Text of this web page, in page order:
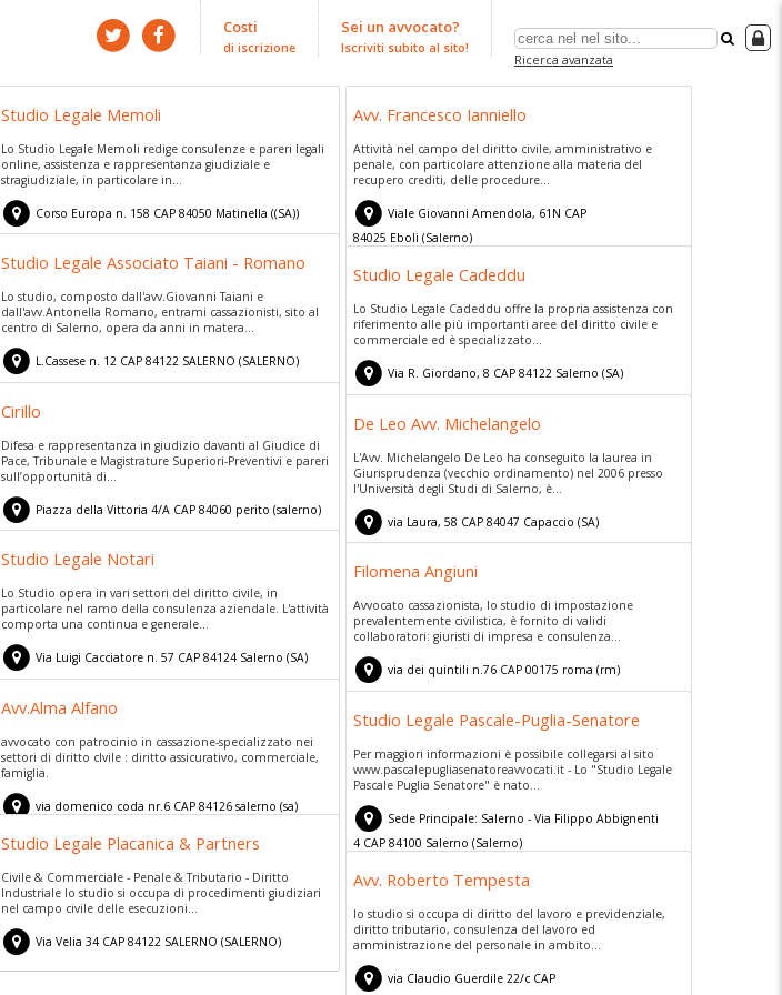
Ricerca avanzata
Sei un avvocato?
Iscriviti subito al sito!
Costi
di iscrizione
Studio Legale Memoli
Lo Studio Legale Memoli redige consulenze e pareri legali
online, assistenza e rappresentanza giudiziale e
stragiudiziale, in particolare in...
Corso Europa n. 158 CAP 84050 Matinella ((SA))
Avv. Francesco Ianniello
Attività nel campo del diritto civile, amministrativo e
penale, con particolare attenzione alla materia del
recupero crediti, delle procedure...
Viale Giovanni Amendola, 61N CAP
84025 Eboli (Salerno)
Studio Legale Associato Taiani - Romano
Lo studio, composto dall'avv.Giovanni Taiani e
dall'avv.Antonella Romano, entrami cassazionisti, sito al
centro di Salerno, opera da anni in matera...
L.Cassese n. 12CAP 84122 SALERNO (SALERNO)
Studio Legale Cadeddu
Lo Studio Legale Cadeddu offre la propria assistenza con
riferimento alle più importanti aree del diritto civile e
commerciale ed è specializzato...
Via R. Giordano, 8 CAP 84122 Salerno (SA)
Cirillo
Difesa e rappresentanza in giudizio davanti al Giudice di
Pace, Tribunale e Magistrature Superiori-Preventivi e pareri
sull’opportunità di...
Piazza della Vittoria 4/ACAP 84060 perito (salerno)
De Leo Avv. Michelangelo
L'Avv. Michelangelo De Leo ha conseguito la laurea in
Giurisprudenza (vecchio ordinamento) nel 2006 presso
l'Università degli Studi di Salerno, è...
via Laura, 58 CAP 84047 Capaccio (SA)
Studio Legale Notari
Lo Studio opera in vari settori del diritto civile, in
particolare nel ramo della consulenza aziendale. L'attività
comporta una continua e generale...
Via Luigi Cacciatore n. 57 CAP 84124 Salerno (SA)
Filomena Angiuni
Avvocato cassazionista, lo studio di impostazione
prevalentemente civilistica, è fornito di validi
collaboratori: giuristi di impresa e consulenza...
via dei quintili n.76CAP 00175 roma (rm)
Avv.Alma Alfano
avvocato con patrocinio in cassazione-specializzato nei
settori di diritto cIvile : diritto assicurativo, commerciale,
famiglia.
via domenico coda nr.6CAP 84126 salerno (sa)
Studio Legale Pascale-Puglia-Senatore
Per maggiori informazioni è possibile collegarsi al sito
www.pascalepugliasenatoreavvocati.it - Lo "Studio Legale
Pascale Puglia Senatore" è nato...
Sede Principale: Salerno - Via Filippo Abbignenti
4 CAP84100 Salerno (Salerno)
Studio Legale Placanica & Partners
Civile & Commerciale - Penale & Tributario - Diritto
Industriale lo studio si occupa di procedimenti giudiziari
nel campo civile delle esecuzioni...
Via Velia 34CAP 84122 SALERNO (SALERNO)
Avv. Roberto Tempesta
lo studio si occupa di diritto del lavoro e previdenziale,
diritto tributario, consulenza del lavoro ed
amministrazione del personale in ambito...
via Claudio Guerdile 22/cCAP